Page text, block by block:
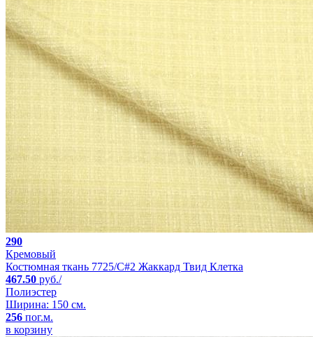
290
Кремовый
Костюмная ткань 7725/C#2 Жаккард Твид Клетка
467.50 руб./
Полиэстер
Ширина: 150 см.
256 пог.м.
в корзину